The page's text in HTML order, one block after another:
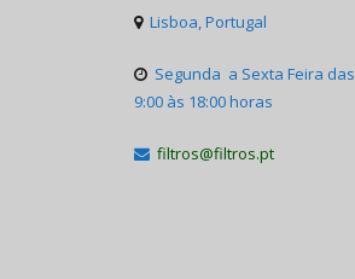
 Lisboa, Portugal
 Segunda a Sexta Feira das
9:00 às 18:00 horas
 filtros@filtros.pt